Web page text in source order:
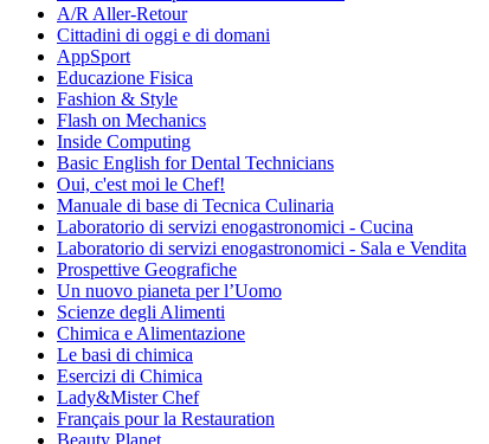
A/R Aller-Retour
Cittadini di oggi e di domani
AppSport
Educazione Fisica
Fashion & Style
Flash on Mechanics
Inside Computing
Basic English for Dental Technicians
Oui, c'est moi le Chef!
Manuale di base di Tecnica Culinaria
Laboratorio di servizi enogastronomici - Cucina
Laboratorio di servizi enogastronomici - Sala e Vendita
Prospettive Geografiche
Un nuovo pianeta per l’Uomo
Scienze degli Alimenti
Chimica e Alimentazione
Le basi di chimica
Esercizi di Chimica
Lady&Mister Chef
Français pour la Restauration
Beauty Planet